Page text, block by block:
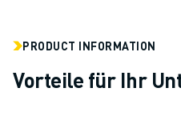
LACKIEREN
PALETTIEREN
PRODUCT INFORMATION
Vorteile für Ihr